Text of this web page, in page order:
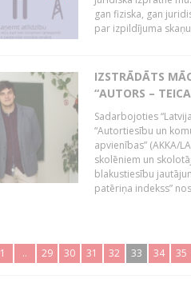
gan fiziska, gan
par izpildījuma
IZSTRĀDĀTS
“AUTORS –
Sadarbojoties
“Autortiesību un
apvienības” (AKKA/
skolēniem un
blakustiesību
patēriņa indekss”
1 .. 29 30 31 32 33 34 35